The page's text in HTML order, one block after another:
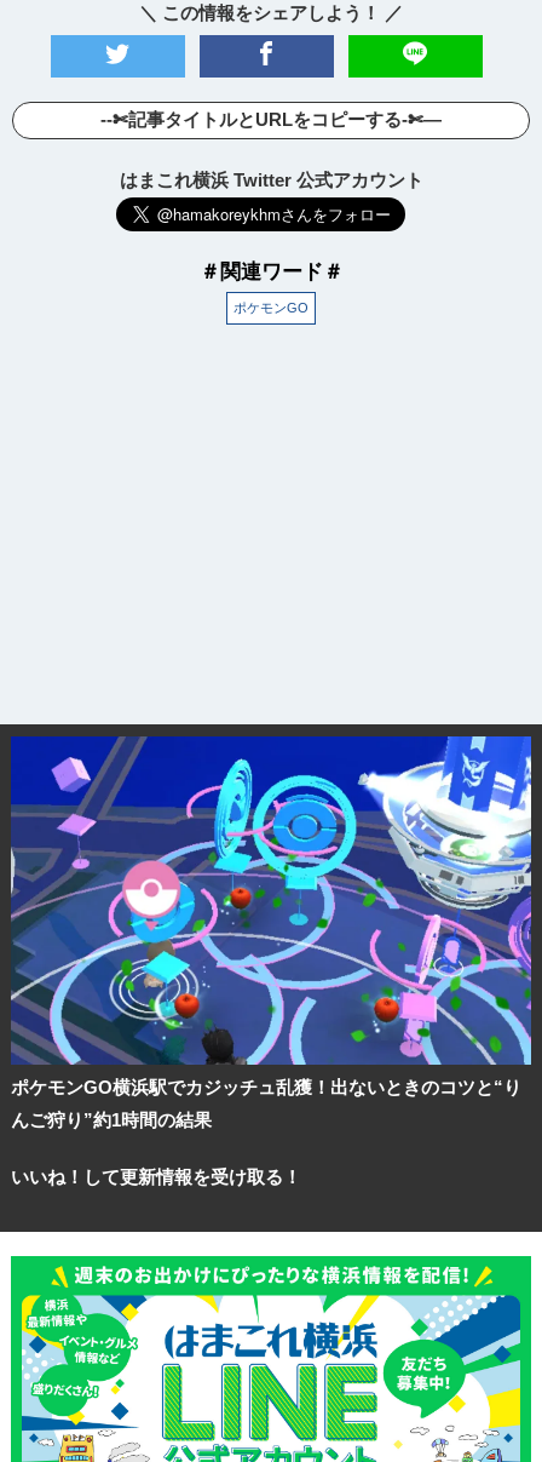
＼ この情報をシェアしよう！ ／
--✄記事タイトルとURLをコピーする-✄—
はまこれ横浜 Twitter 公式アカウント
＃関連ワード＃
ポケモンGO
ポケモンGO横浜駅でカジッチュ乱獲！出ないときのコツと“り
んご狩り”約1時間の結果
いいね！して更新情報を受け取る！
ランキング
ブログ記事
サイトについて